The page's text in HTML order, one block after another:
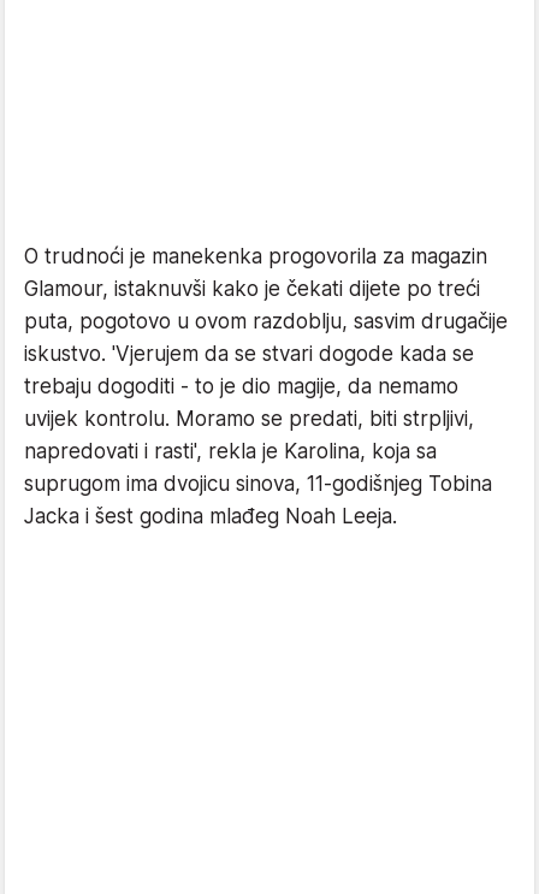
O trudnoći je manekenka progovorila za magazin
Glamour, istaknuvši kako je čekati dijete po treći
puta, pogotovo u ovom razdoblju, sasvim drugačije
iskustvo. 'Vjerujem da se stvari dogode kada se
trebaju dogoditi - to je dio magije, da nemamo
uvijek kontrolu. Moramo se predati, biti strpljivi,
napredovati i rasti', rekla je Karolina, koja sa
suprugom ima dvojicu sinova, 11-godišnjeg Tobina
Jacka i šest godina mlađeg Noah Leeja.